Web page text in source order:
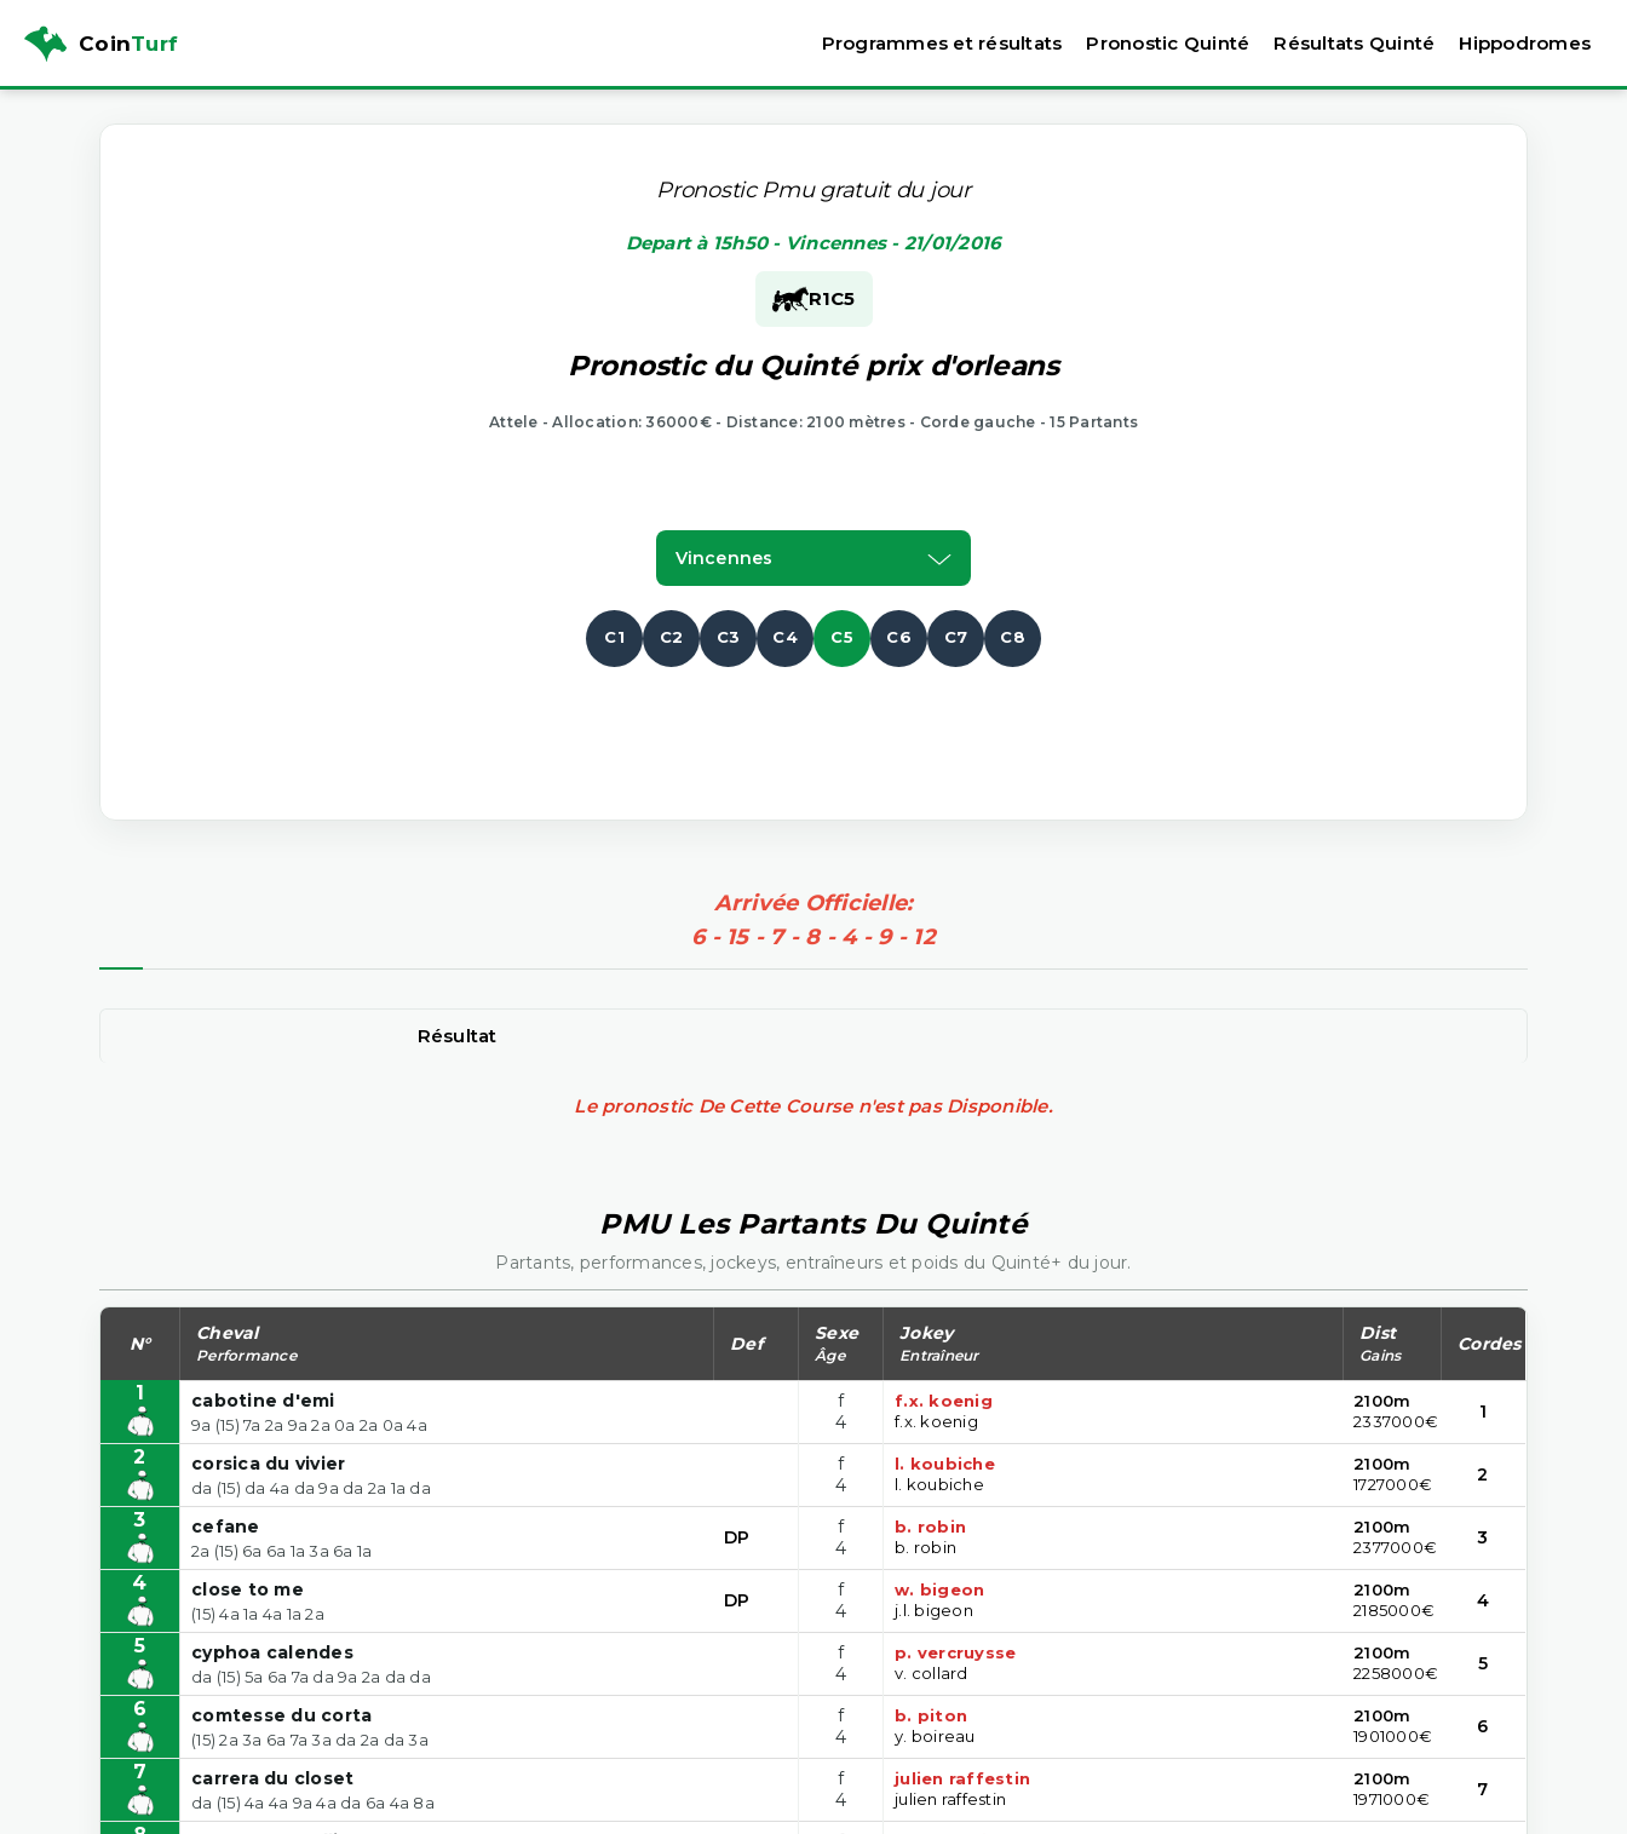
CoinTurf Programmes et résultats Pronostic Quinté Résultats Quinté Hippodromes
Pronostic Pmu gratuit du jour
Depart à 15h50 - Vincennes - 21/01/2016
R1C5
Pronostic du Quinté prix d'orleans
Attele - Allocation: 36000€ - Distance: 2100 mètres - Corde gauche - 15 Partants
Vincennes
C1 C2 C3 C4 C5 C6 C7 C8
Arrivée Officielle:
6 - 15 - 7 - 8 - 4 - 9 - 12
Résultat
Le pronostic De Cette Course n'est pas Disponible.
PMU Les Partants Du Quinté
Partants, performances, jockeys, entraîneurs et poids du Quinté+ du jour.
N° Cheval
Performance
Def Sexe
Âge
Jokey
Entraîneur
Dist
Gains
Cordes
1 cabotine d'emi
9a (15) 7a 2a 9a 2a 0a 2a 0a 4a
f
4
f.x. koenig
f.x. koenig
2100m
2337000€
1
2 corsica du vivier
da (15) da 4a da 9a da 2a 1a da
f
4
l. koubiche
l. koubiche
2100m
1727000€
2
3 cefane
2a (15) 6a 6a 1a 3a 6a 1a
DP
f
4
b. robin
b. robin
2100m
2377000€
3
4 close to me
(15) 4a 1a 4a 1a 2a
DP
f
4
w. bigeon
j.l. bigeon
2100m
2185000€
4
5 cyphoa calendes
da (15) 5a 6a 7a da 9a 2a da da
f
4
p. vercruysse
v. collard
2100m
2258000€
5
6 comtesse du corta
(15) 2a 3a 6a 7a 3a da 2a da 3a
f
4
b. piton
y. boireau
2100m
1901000€
6
7 carrera du closet
da (15) 4a 4a 9a 4a da 6a 4a 8a
f
4
julien raffestin
julien raffestin
2100m
1971000€
7